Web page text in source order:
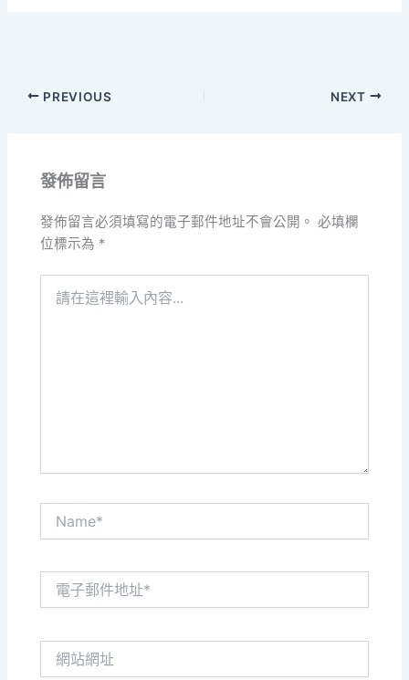
PREVIOUS NEXT
發佈留言
發佈留言必須填寫的電子郵件地址不會公開。 必填欄
位標示為 *